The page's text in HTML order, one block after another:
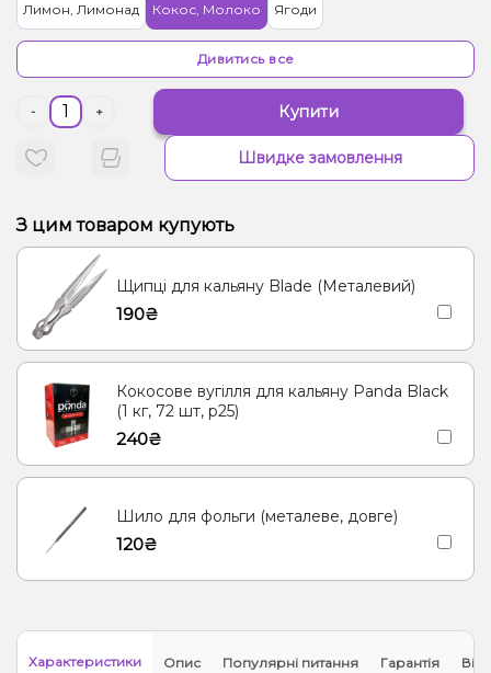
Лимон, Лимонад Кокос, Молоко Ягоди
Виноград, Желейки Ківі, Лимонад Ананас, Цукерки
Мохіто, Смородіна
Лайм, Чай Пиріг/Кондитерка, Шоколад
Вишня/Черешня, Цукерки Лічі, Манго, Маракуя
Грейпфрут, Полуниця, Малина Шавлія Лимон
Жуйка (фруктова), Мультифрукт
Марула Лимон, М'ята, Морозиво
Дивитись все
- + Купити
Швидке замовлення
З цим товаром купують
Щипці для кальяну Blade (Металевий)
190₴
Кокосове вугілля для кальяну Panda Black
(1 кг, 72 шт, р25)
240₴
Шило для фольги (металеве, довге)
120₴
Характеристики Опис Популярні питання Гарантія